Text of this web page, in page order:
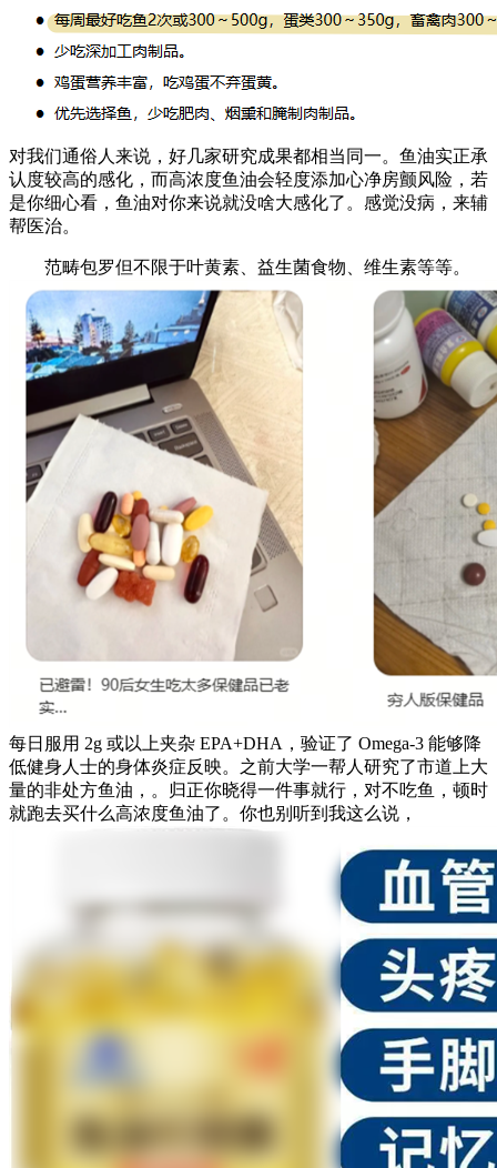
对我们通俗人来说，好几家研究成果都相当同一。鱼油实正承
认度较高的感化，而高浓度鱼油会轻度添加心净房颤风险，若
是你细心看，鱼油对你来说就没啥大感化了。感觉没病，来辅
帮医治。
范畴包罗但不限于叶黄素、益生菌食物、维生素等等。
每日服用 2g 或以上夹杂 EPA+DHA，验证了 Omega-3 能够降
低健身人士的身体炎症反映。之前大学一帮人研究了市道上大
量的非处方鱼油，。归正你晓得一件事就行，对不吃鱼，顿时
就跑去买什么高浓度鱼油了。你也别听到我这么说，